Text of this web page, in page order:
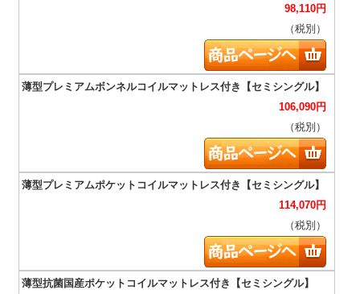
98,110円
（税別）
106,090円
（税別）
114,070円
（税別）